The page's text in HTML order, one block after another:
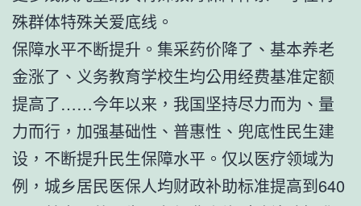
殊群体特殊关爱底线。
保障水平不断提升。集采药价降了、基本养老
金涨了、义务教育学校生均公用经费基准定额
提高了……今年以来，我国坚持尽力而为、量
力而行，加强基础性、普惠性、兜底性民生建
设，不断提升民生保障水平。仅以医疗领域为
例，城乡居民医保人均财政补助标准提高到640